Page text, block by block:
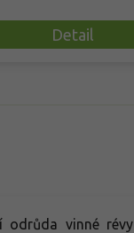
Detail
vinné révy